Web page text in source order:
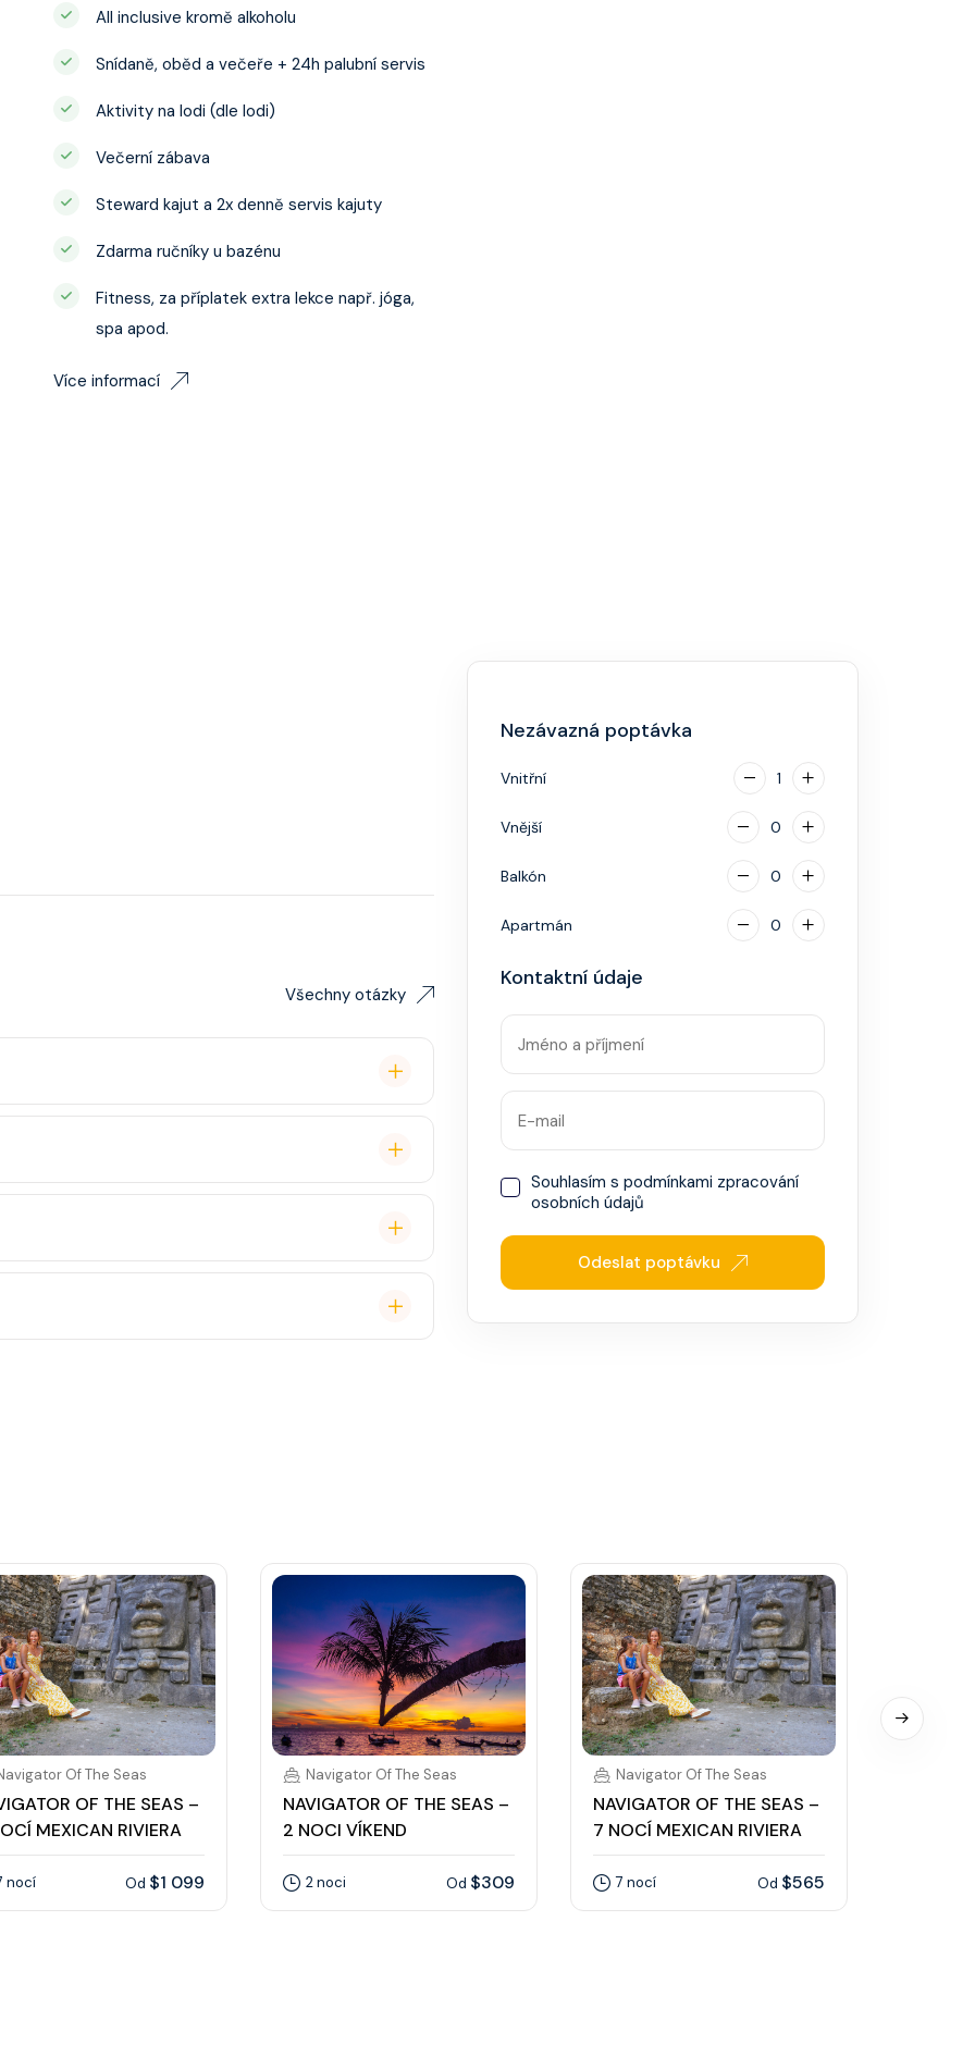
All inclusive kromě alkoholu
Snídaně, oběd a večeře + 24h palubní servis
Aktivity na lodi (dle lodi)
Večerní zábava
Steward kajut a 2x denně servis kajuty
Zdarma ručníky u bazénu
Fitness, za příplatek extra lekce např. jóga,
spa apod.
Více informací
Všechny otázky
Nezávazná poptávka
Vnitřní 1
Vnější 0
Balkón 0
Apartmán 0
Kontaktní údaje
Souhlasím spodmínkami zpracování
osobních údajů
Odeslat poptávku
Of The Seas
OF THE SEAS –
MEXICAN RIVIERA
nocí Od $1 099
Navigator Of The Seas
NAVIGATOR OF THE SEAS –
2 NOCI VÍKEND
2 noci Od $309
Navigator Of The Seas
NAVIGATOR OF THE SEAS –
7 NOCÍ MEXICAN RIVIERA
7 nocí Od $565